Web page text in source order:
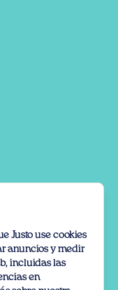
Justo use cookies
anuncios y medir
incluidas las
en